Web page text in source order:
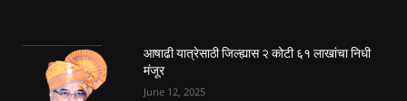
आषाढी यात्रेसाठी जिल्ह्यास २ कोटी ६१ लाखांचा निधी
मंजूर
June 12, 2025